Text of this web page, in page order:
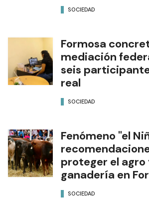
SOCIEDAD
Formosa
mediación
seis
real
SOCIEDAD
Fenómeno "el
proteger el agro
ganadería en
SOCIEDAD